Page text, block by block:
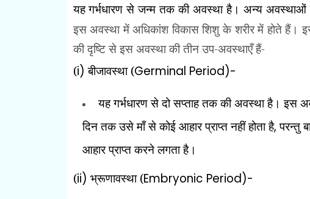
यह गर्भधारण से जन्म तक की अवस्था है। अन्य अवस्थाओं
इस अवस्था में अधिकांश विकास शिशु के शरीर में होते हैं।
की दृष्टि से इस अवस्थाकी तीन उप-अवस्थाएँ हैं-
(i)बीजावस्था (Germinal Period)-
यह गर्भधारण से दो सप्ताह तक की अवस्था है। इस
दिन तक उसे माँ से कोई आहार प्राप्त नहीं होता है,परन्तु
आहार प्राप्त करने लगता है।
(ii) भ्रूणावस्था (Embryonic Period)-